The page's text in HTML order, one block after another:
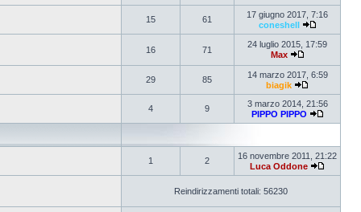
15 61
17 giugno 2017, 7:16
coneshell
16 71
24 luglio 2015, 17:59
Max
29 85
14 marzo 2017, 6:59
biagik
4 9
3 marzo 2014, 21:56
PIPPO PIPPO
1 2
16 novembre 2011, 21:22
Luca Oddone
Reindirizzamenti totali: 56230